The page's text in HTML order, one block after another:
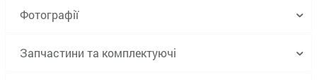
Фотографії
Запчастини та комплектуючі